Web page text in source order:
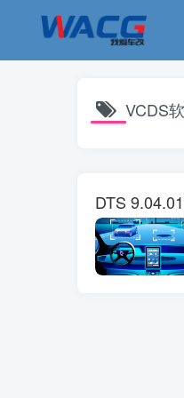
VCDS
DTS